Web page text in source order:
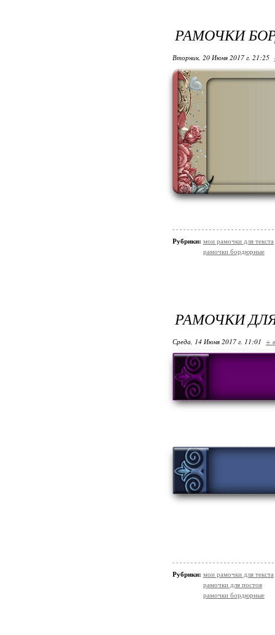
РАМОЧКИ
Вторник, 20 Июня 2017 г. 21:25
Рубрики: мои рамочки для текста
рамочки бордюрные
РАМОЧКИ
Среда, 14 Июня 2017 г. 11:01 +
Рубрики: мои рамочки для текста
рамочки для постов
рамочки бордюрные